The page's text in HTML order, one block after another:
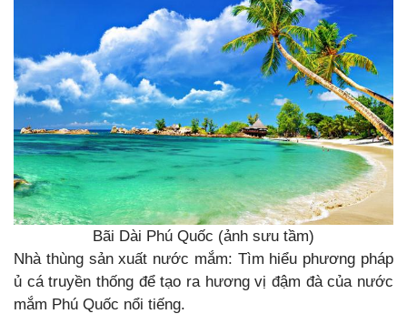
Bãi Dài Phú Quốc (ảnh sưu tầm)
Nhà thùng sản xuất nước mắm: Tìm hiểu phương pháp
ủ cá truyền thống để tạo ra hương vị đậm đà của nước
mắm Phú Quốc nổi tiếng.